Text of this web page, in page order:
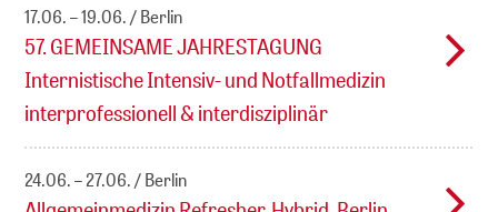
17.06. – 19.06. Berlin
57. GEMEINSAME JAHRESTAGUNG
Internistische Intensiv- und Notfallmedizin
interprofessionell & interdisziplinär
24.06. – 27.06. Berlin